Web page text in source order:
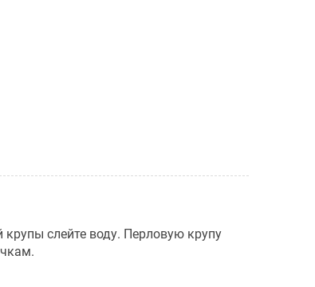
слейте воду. Перловую крупу